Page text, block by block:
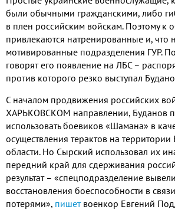
были обычными гражданскими, либо
в плен российским войскам. Поэтому к
привлекаются натренированные и, что
мотивированные подразделения ГУР.
говорят его появление на ЛБС –
против которого резко выступал
С началом продвижения российских
ХАРЬКОВСКОМ направлении, Буданов
использовать боевиков «Шамана» в
осуществления терактов на территории
области. Но Сырский использовал их
передний край для сдерживания
результат – «спецподразделение
восстановления боеспособности в
потерями», пишетвоенкор Евгений